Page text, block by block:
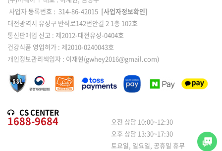
사업자 등록번호 : 314-86-42015 [사업자정보확인]
대전광역시 유성구 반석로142번안길 2 1층 102호
통신판매업 신고 : 제2012-대전유성-0404호
건강식품 영업허가 : 제2010-0240043호
개인정보관리책임자 : 이재현(gwhey2016@gmail.com)
CS CENTER
1688-9684
오전 상담 10:00~12:30
오후 상담 13:30~17:30
토요일, 일요일, 공휴일 휴무